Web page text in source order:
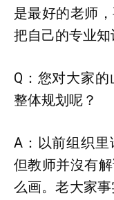
是最好的老师
把自己的专业知
Q：您对大家
整体规划呢？
A：以前组织里
但教师并沒有
么画。老大家